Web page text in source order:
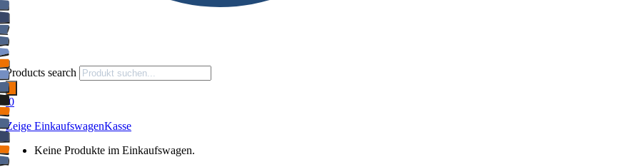
Products search
0
Zeige EinkaufswagenKasse
Keine Produkte im Einkaufswagen.